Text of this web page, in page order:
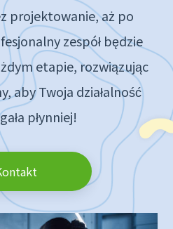
projektowanie, aż po
zespół będzie
etapie, rozwiązując
aby Twoja działalność
płynniej!